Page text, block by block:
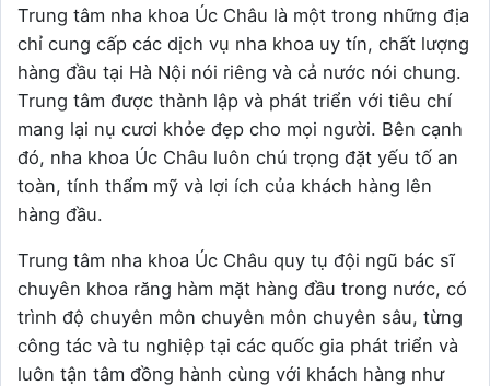
Trung tâm nha khoa Úc Châu là một trong những địa
chỉ cung cấp các dịch vụ nha khoa uy tín, chất lượng
hàng đầu tại Hà Nội nói riêng và cả nước nói chung.
Trung tâm được thành lập và phát triển với tiêu chí
mang lại nụ cươi khỏe đẹp cho mọi người. Bên cạnh
đó, nha khoa Úc Châu luôn chú trọng đặt yếu tố an
toàn, tính thẩm mỹ và lợi ích của khách hàng lên
hàng đầu.
Trung tâm nha khoa Úc Châu quy tụ đội ngũ bác sĩ
chuyên khoa răng hàm mặt hàng đầu trong nước, có
trình độ chuyên môn chuyên môn chuyên sâu, từng
công tác và tu nghiệp tại các quốc gia phát triển và
luôn tận tâm đồng hành cùng với khách hàng như